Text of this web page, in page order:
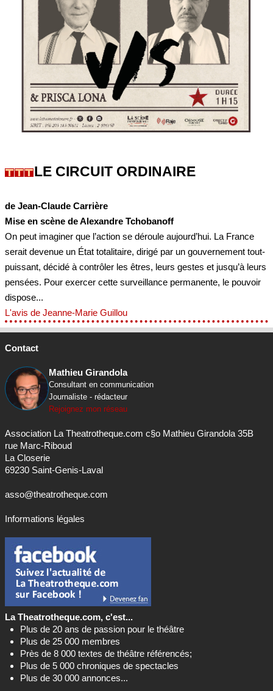
LE CIRCUIT ORDINAIRE
de Jean-Claude Carrière
Mise en scène de Alexandre Tchobanoff
On peut imaginer que l’action se déroule aujourd’hui. La France
serait devenue un État totalitaire, dirigé par un gouvernement tout-
puissant, décidé à contrôler les êtres, leurs gestes et jusqu’à leurs
pensées. Pour exercer cette surveillance permanente, le pouvoir
dispose...
L'avis de Jeanne-Marie Guillou
Contact
Mathieu Girandola
Consultant en communication
Journaliste - rédacteur
Rejoignez mon réseau
Association La Theatrotheque.com c§o Mathieu Girandola 35B
rue Marc-Riboud
La Closerie
69230 Saint-Genis-Laval
asso@theatrotheque.com
Informations légales
La Theatrotheque.com, c'est...
Plus de 20 ans de passion pour le théâtre
Plus de 25 000 membres
Près de 8 000 textes de théâtre référencés;
Plus de 5 000 chroniques de spectacles
Plus de 30 000 annonces...